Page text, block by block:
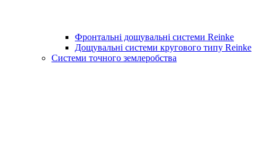
Фронтальні дощувальні системи Reinke
Дощувальні системи кругового типу Reinke
Системи точного землеробства